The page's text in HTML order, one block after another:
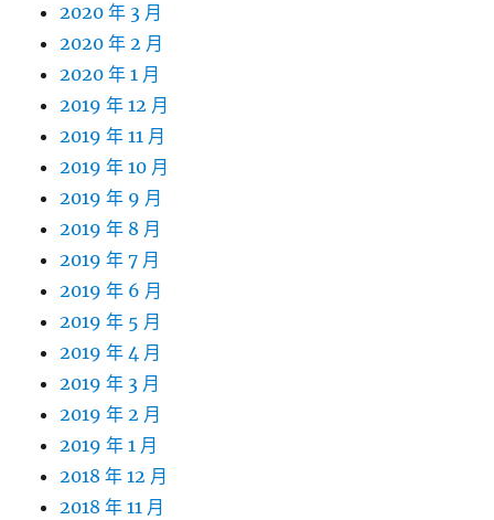
2020 年 3 月
2020 年 2 月
2020 年 1 月
2019 年 12 月
2019 年 11 月
2019 年 10 月
2019 年 9 月
2019 年 8 月
2019 年 7 月
2019 年 6 月
2019 年 5 月
2019 年 4 月
2019 年 3 月
2019 年 2 月
2019 年 1 月
2018 年 12 月
2018 年 11 月